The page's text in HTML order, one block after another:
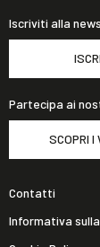
Iscriviti alla
Partecipa ai
SCOPRI I
Contatti
Informativa